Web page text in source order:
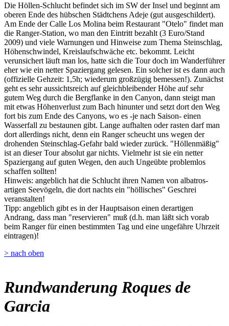
Die Höllen-Schlucht befindet sich im SW der Insel und beginnt am
oberen Ende des hübschen Städtchens Adeje (gut ausgeschildert).
Am Ende der Calle Los Molina beim Restaurant "Otelo" findet man
die Ranger-Station, wo man den Eintritt bezahlt (3 Euro/Stand
2009) und viele Warnungen und Hinweise zum Thema Steinschlag,
Höhenschwindel, Kreislaufschwäche etc. bekommt. Leicht
verunsichert läuft man los, hatte sich die Tour doch im Wanderführer
eher wie ein netter Spaziergang gelesen. Ein solcher ist es dann auch
(offizielle Gehzeit: 1,5h; wiederum großzügig bemessen!). Zunächst
geht es sehr aussichtsreich auf gleichbleibender Höhe auf sehr
gutem Weg durch die Bergflanke in den Canyon, dann steigt man
mit etwas Höhenverlust zum Bach hinunter und setzt dort den Weg
fort bis zum Ende des Canyons, wo es -je nach Saison- einen
Wasserfall zu bestaunen gibt. Lange aufhalten oder rasten darf man
dort allerdings nicht, denn ein Ranger scheucht uns wegen der
drohenden Steinschlag-Gefahr bald wieder zurück. "Höllenmäßig"
ist an dieser Tour absolut gar nichts. Vielmehr ist sie ein netter
Spaziergang auf guten Wegen, den auch Ungeübte problemlos
schaffen sollten!
Hinweis: angeblich hat die Schlucht ihren Namen von albatros-
artigen Seevögeln, die dort nachts ein "höllisches" Geschrei
veranstalten!
Tipp: angeblich gibt es in der Hauptsaison einen derartigen
Andrang, dass man "reservieren" muß (d.h. man läßt sich vorab
beim Ranger für einen bestimmten Tag und eine ungefähre Uhrzeit
eintragen)!
> nach oben
Rundwanderung Roques de
Garcia